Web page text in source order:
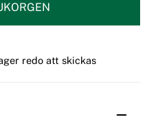
redo att skickas